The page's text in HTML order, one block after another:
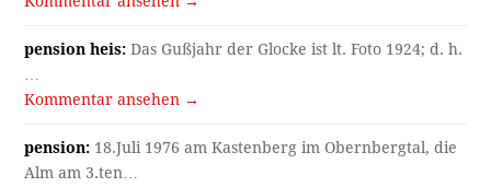
pension heis: Das Gußjahr der Glocke ist lt. Foto 1924; d. h.
Kommentar ansehen →
pension: 18.Juli 1976 am Kastenberg im Obernbergtal, die
Alm am 3.ten…